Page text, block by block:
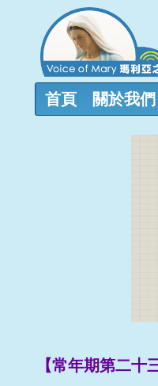
首頁 關於我們
【常年期第二十